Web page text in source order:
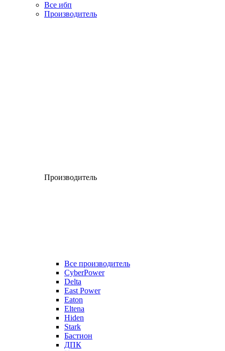
Все ибп
Производитель
Производитель
Все производитель
CyberPower
Delta
East Power
Eaton
Eltena
Hiden
Stark
Бастион
ДПК